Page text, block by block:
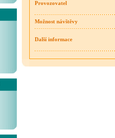
Provozovatel
Možnost návštěvy
Další informace